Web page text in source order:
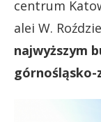
centrum
alei W.
najwyższym
górnośląsko-